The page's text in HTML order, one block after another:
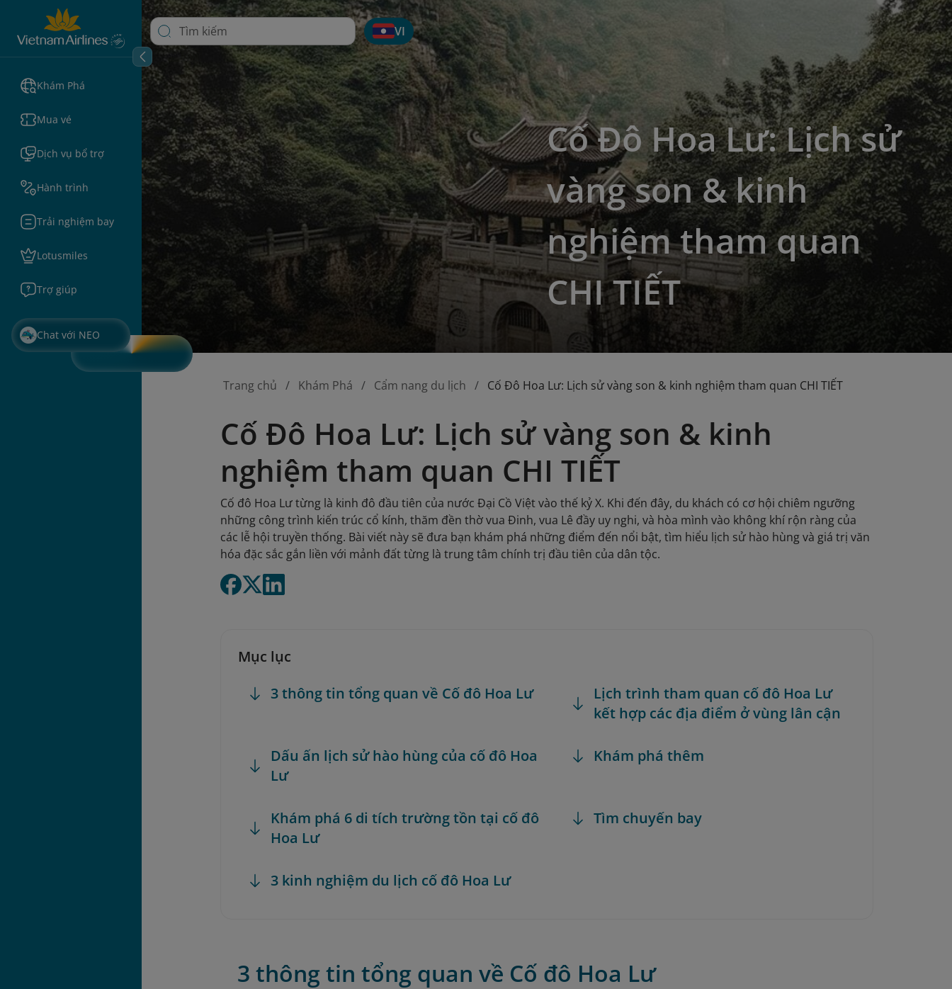
Khám Phá
Mua vé
Dịch vụ bổ trợ
Hành trình
Trải nghiệm bay
Lotusmiles
Trợ giúp
Chat với NEO
VI
Cố Đô Hoa Lư: Lịch sử
vàng son & kinh
nghiệm tham quan
CHI TIẾT
Trang chủ Khám Phá Cẩm nang du lịch Cố Đô Hoa Lư: Lịch sử vàng son & kinh nghiệm tham quan CHI TIẾT
Cố Đô Hoa Lư: Lịch sử vàng son & kinh
nghiệm tham quan CHI TIẾT
Cố đô Hoa Lư từng là kinh đô đầu tiên của nước Đại Cồ Việt vào thế kỷ X. Khi đến đây, du khách có cơ hội chiêm ngưỡng
những công trình kiến trúc cổ kính, thăm đền thờ vua Đinh, vua Lê đầy uy nghi, và hòa mình vào không khí rộn ràng của
các lễ hội truyền thống. Bài viết này sẽ đưa bạn khám phá những điểm đến nổi bật, tìm hiểu lịch sử hào hùng và giá trị văn
hóa đặc sắc gắn liền với mảnh đất từng là trung tâm chính trị đầu tiên của dân tộc.
Mục lục
3 thông tin tổng quan về Cố đô Hoa Lư
Dấu ấn lịch sử hào hùng của cố đô Hoa
Lư
Khám phá 6 di tích trường tồn tại cố đô
Hoa Lư
3 kinh nghiệm du lịch cố đô Hoa Lư
Lịch trình tham quan cố đô Hoa Lư
kết hợp các địa điểm ở vùng lân cận
Khám phá thêm
Tìm chuyến bay
3 thông tin tổng quan về Cố đô Hoa Lư